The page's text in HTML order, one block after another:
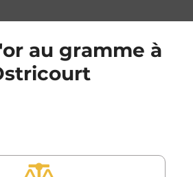
au gramme à